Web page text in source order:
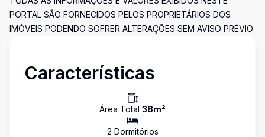
PORTAL SÃO FORNECIDOS PELOS PROPRIETÁRIOS DOS
IMÓVEIS PODENDO SOFRER ALTERAÇÕES SEM AVISO PRÉVIO
Características
Área Total 38m²
2 Dormitórios